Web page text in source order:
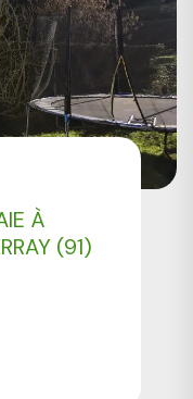
À
(91)